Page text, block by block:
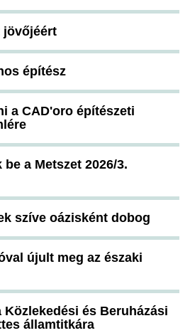
jövőjéért
építész
a CAD'oro építészeti
a Metszet 2026/3.
szíve oázisként dobog
újult meg az északi
Közlekedési és Beruházási
államtitkára